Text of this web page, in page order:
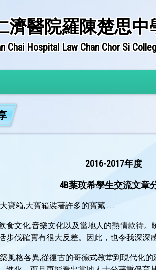
濟醫院羅陳楚思中
Chai Hospital Law Chan Chor Si
2016-2017年度
4B葉玟希學生交流文章
寶箱,大寶箱裝著許多的寶藏......
食文化,音樂文化以及當地人的熱情款待
步伐確實有很大反差。因此，也令我深深
風格各異,從復古的哥德式教堂到現代化